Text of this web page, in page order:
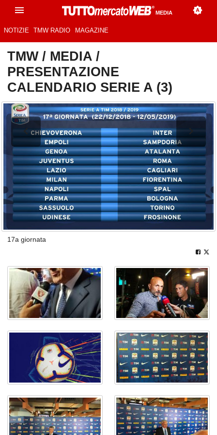
MEDIA
NOTIZIE TMW RADIO MAGAZINE
TMW/ MEDIA /
PRESENTAZIONE
CALENDARIO SERIE A (3)
17a giornata